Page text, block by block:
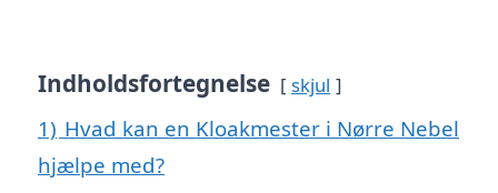
Indholdsfortegnelse skjul
1) Hvad kan en Kloakmester i Nørre Nebel
hjælpe med?